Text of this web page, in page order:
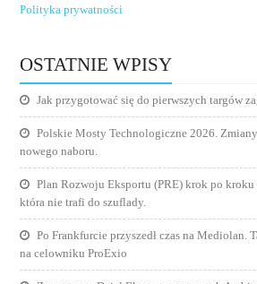
Polityka prywatności
OSTATNIE WPISY
Jak przygotować się do pierwszych targów
Polskie Mosty Technologiczne 2026.
nowego naboru.
Plan Rozwoju Eksportu (PRE) krok po
która nie trafi do szuflady.
Po Frankfurcie przyszedł czas na Mediolan.
na celowniku ProExio